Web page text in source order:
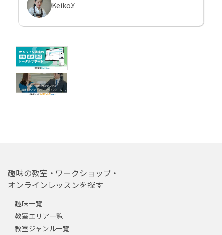
Keiko.Y
趣味の教室・ワークショップ・
オンラインレッスンを探す
趣味一覧
教室エリア一覧
教室ジャンル一覧